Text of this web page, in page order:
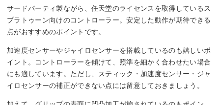
サードパーティ製ながら、任天堂のライセンスを取得しているス
プラトゥーン向けのコントローラー。安定した動作が期待できる
点がおすすめのポイントです。
加速度センサーやジャイロセンサーを搭載しているのも嬉しいポ
イント。コントローラーを傾けて、照準を細かく合わせたい場合
にも適しています。ただし、スティック・加速度センサー・ジャ
イロセンサーの補正ができない点には留意しておきましょう。